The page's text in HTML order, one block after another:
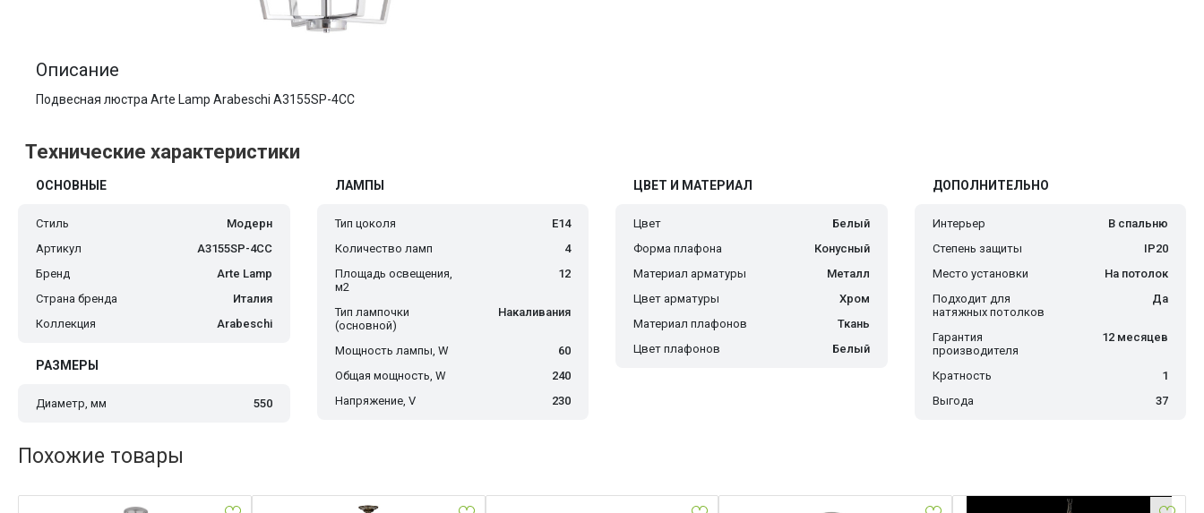
Описание
Подвесная люстра Arte Lamp Arabeschi A3155SP-4CC
Технические характеристики
ОСНОВНЫЕ
Стиль
Модерн
Артикул
A3155SP-4CC
Бренд
Arte Lamp
Страна бренда
Италия
Коллекция
Arabeschi
РАЗМЕРЫ
Диаметр, мм 550
ЛАМПЫ
Тип цоколя
E14
Количество ламп
4
Площадь освещения,
м2
12
Тип лампочки
(основной)
Накаливания
Мощность лампы, W
60
Общая мощность, W
240
Напряжение, V
230
ЦВЕТ И МАТЕРИАЛ
Цвет
Белый
Форма плафона
Конусный
Материал арматуры
Металл
Цвет арматуры
Хром
Материал плафонов
Ткань
Цвет плафонов
Белый
ДОПОЛНИТЕЛЬНО
Интерьер
В спальню
Степень защиты
IP20
Место установки
На потолок
Подходит для
натяжных потолков
Да
Гарантия
производителя
12 месяцев
Кратность
1
Выгода
37
Похожие товары